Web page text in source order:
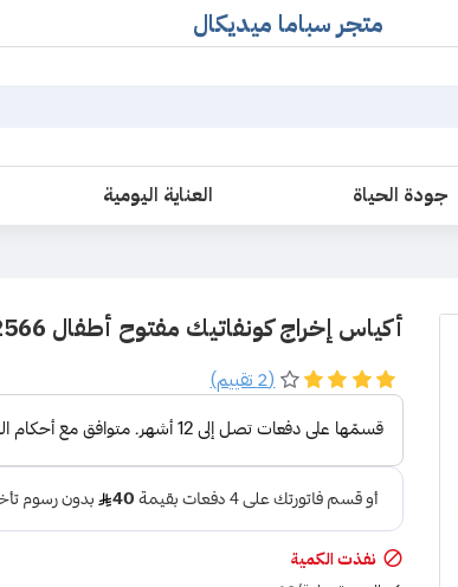
متجر سباما ميديكال
جودة الحياة العناية اليومية
أكياس إخراج كونفاتيك مفتوح أطفال SUR-FIT Plus 402566
نفذت الكمية
(2 تقييم)